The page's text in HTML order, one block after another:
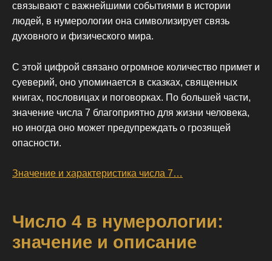
связывают с важнейшими событиями в истории
людей, в нумерологии она символизирует связь
духовного и физического мира.
С этой цифрой связано огромное количество примет и
суеверий, оно упоминается в сказках, священных
книгах, пословицах и поговорках. По большей части,
значение числа 7 благоприятно для жизни человека,
но иногда оно может предупреждать о грозящей
опасности.
Значение и характеристика числа 7…
Число 4 в нумерологии:
значение и описание